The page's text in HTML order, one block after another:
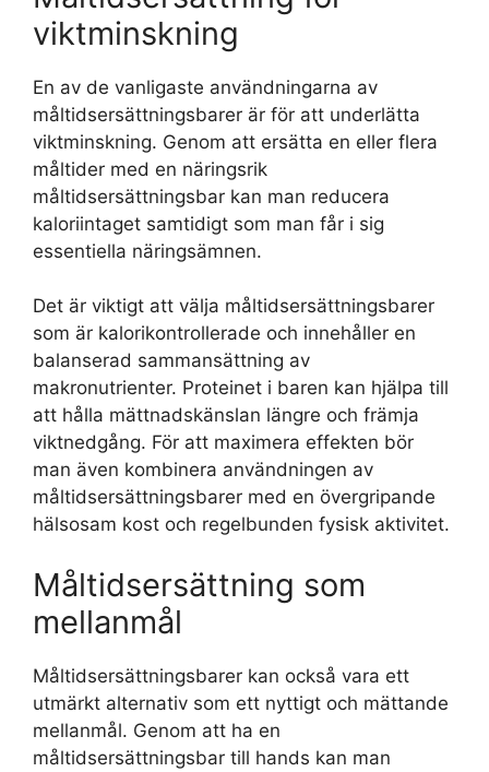
viktminskning
En av de vanligaste användningarna av
måltidsersättningsbarer är för att underlätta
viktminskning. Genom att ersätta en eller flera
måltider med en näringsrik
måltidsersättningsbar kan man reducera
kaloriintaget samtidigt som man får i sig
essentiella näringsämnen.
Det är viktigt att välja måltidsersättningsbarer
som är kalorikontrollerade och innehåller en
balanserad sammansättning av
makronutrienter. Proteinet i baren kan hjälpa till
att hålla mättnadskänslan längre och främja
viktnedgång. För att maximera effekten bör
man även kombinera användningen av
måltidsersättningsbarer med en övergripande
hälsosam kost och regelbunden fysisk aktivitet.
Måltidsersättning som
mellanmål
Måltidsersättningsbarer kan också vara ett
utmärkt alternativ som ett nyttigt och mättande
mellanmål. Genom att ha en
måltidsersättningsbar till hands kan man